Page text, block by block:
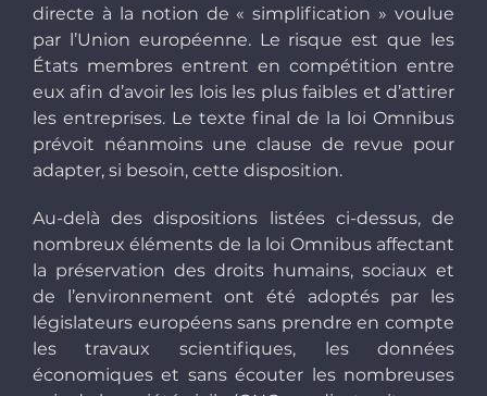
directe à la notion de « simplification » voulue
par l’Union européenne. Le risque est que les
États membres entrent en compétition entre
eux afin d’avoir les lois les plus faibles et d’attirer
les entreprises. Le texte final de la loi Omnibus
prévoit néanmoins une clause de revue pour
adapter, si besoin, cette disposition.
Au-delà des dispositions listées ci-dessus, de
nombreux éléments de la loi Omnibus affectant
la préservation des droits humains, sociaux et
de l’environnement ont été adoptés par les
législateurs européens sans prendre en compte
les travaux scientifiques, les données
économiques et sans écouter les nombreuses